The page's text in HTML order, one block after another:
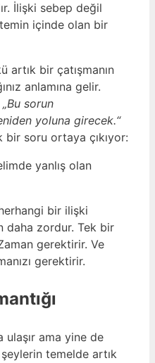
İlişki sebep değil
içinde olan bir
artık bir çatışmanın
anlamına gelir.
„Bu sorun
yoluna girecek.“
bir soru ortaya çıkıyor:
yanlış olan
bir ilişki
daha zordur. Tek bir
gerektirir. Ve
gerektirir.
ama yine de
temelde artık